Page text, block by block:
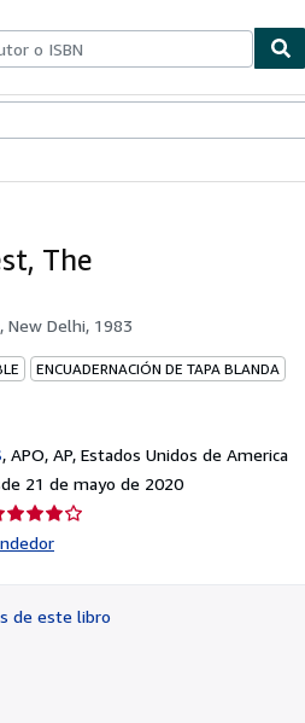
The
New Delhi, 1983
ENCUADERNACIÓN DE TAPA BLANDA
, APO, AP, Estados Unidos de America
21 de mayo de 2020
de este libro